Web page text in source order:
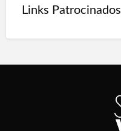
Links Patrocinados